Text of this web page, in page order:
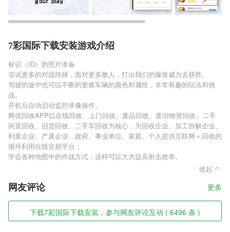
7彩国际下载安装游戏介绍
标识（ID）的照片准备
尝试更多的对战抉择，面对更多敌人，打出我们的爆发威力去获胜。
驾驶的途中也可以不断的更换车辆的颜色和属性，非常有趣的玩法和挑
战。
开机后自动启动监控录像操作。
网优回收APP以在线回收、上门回收、废品回收、废旧物资回收、二手
闲置回收、旧货回收、二手车回收为核心，为回收企业、加工拆解企业、
利废企业、产废企业、政府、事业单位、家庭、个人提供互联网＋回收的
循环利用在线交易平台；
学会各种地图中的作战方式，这样可以大大提高射击效率。
收起
网友评论 更多
下载7彩国际下载安装，参与网友评论互动 ( 6496 条 )